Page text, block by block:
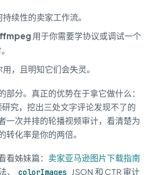
续性的卖家工作流。
用于你需要学协议或调试一个
用，且明知它们会失灵。
部分。真正的优势在于拿它做什么：
究，挖出三处文字评论发现不了的
一次并排的轮播视频审计，看清楚为
转化率是你的两倍。
看姊妹篇： 卖家亚马逊图片下载指南
colorImages JSON 和 CTR 审计